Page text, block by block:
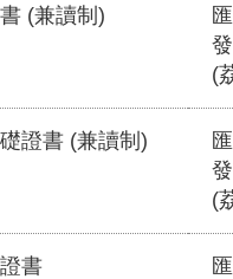
(兼讀制)
(
證書 (兼讀制)
(
書